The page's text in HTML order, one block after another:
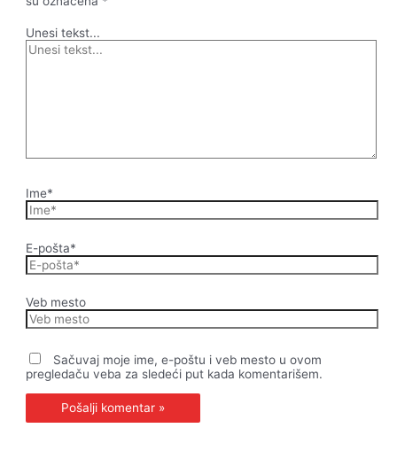
Unesi tekst...
Ime*
E-pošta*
Veb mesto
Sačuvaj moje ime, e-poštu i veb mesto u ovom
pregledaču veba za sledeći put kada komentarišem.